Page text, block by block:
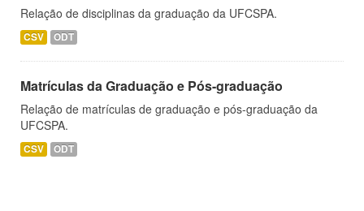
Relação de disciplinas da graduação da UFCSPA.
CSV ODT
Matrículas da Graduação e Pós-graduação
Relação de matrículas de graduação e pós-graduação da
UFCSPA.
CSV ODT